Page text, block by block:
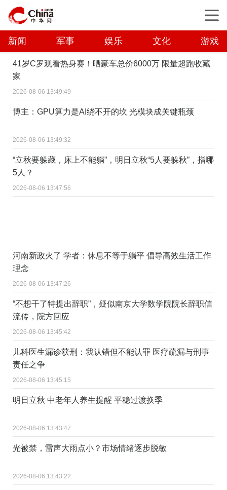
新闻 军事 娱乐 文化 游戏
41岁C罗观看热身赛！晒豪车总价6000万 限量超跑收藏
家
2026-08-06 13:49:49
博主：GPU算力是AI绕不开的坎 光模块成关键瓶颈
2026-08-06 13:49:32
“立秋要躲藏，床上不能躺”，明日立秋“5人要躲秋”，指哪
5人？
2026-08-06 13:47:56
河南新政火了 学者：休息不等于躺平 倡导高效生活工作
理念
2026-08-06 13:47:26
“不想干了特提出辞职”，疑似南京大学数学院院长辞职信
流传，院方回应
2026-08-06 13:45:42
儿科医生漏诊获刑：我认错但不能认罪 医疗疏漏与刑事
责任之争
2026-08-06 13:45:15
明日立秋 中老年人养生提醒 平稳过渡换季
2026-08-06 13:43:47
光被禁，雷声大雨点小？市场情绪逐步脱敏
2026-08-06 13:43:22